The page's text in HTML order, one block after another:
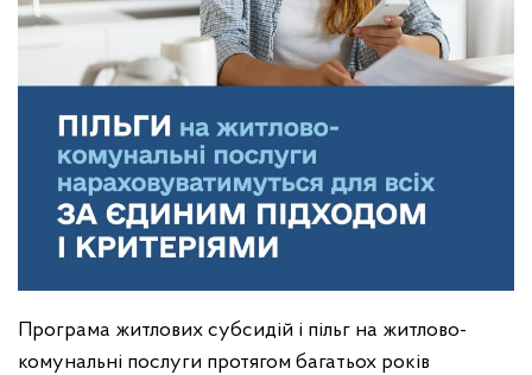
Програма житлових субсидій і пільг на житлово-
комунальні послуги протягом багатьох років